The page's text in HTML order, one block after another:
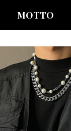
MOTTO